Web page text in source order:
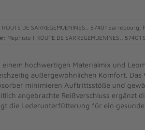
DE SARREGEMUENINES,, 57401
Mephisto | ROUTE DE SARREGEMUENINES,,
einem hochwertigen Materialmix und
außergewöhnlichen Komfort.
minimieren Auftrittsstöße und
angebrachte Reißverschluss ergänzt
die Lederunterfütterung für ein